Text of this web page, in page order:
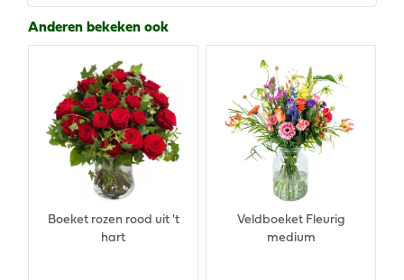
Anderen bekeken ook
Boeket rozen rood uit 't
hart
Veldboeket Fleurig
medium